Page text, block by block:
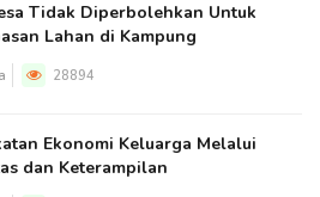
Tidak Diperbolehkan Untuk
Lahan di Kampung
28894
Ekonomi Keluarga Melalui
dan Keterampilan